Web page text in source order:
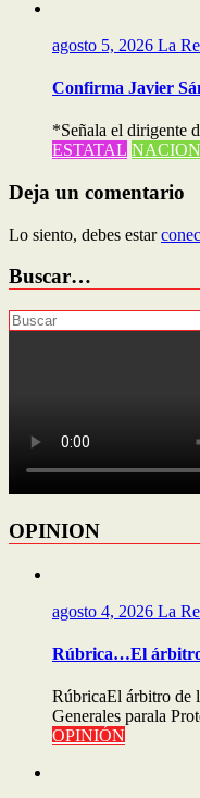
agosto 5, 2026 La
Confirma Javier
*Señala el dirigente
ESTATAL
Deja un comentario
Lo siento, debes estar
Buscar…
OPINION
agosto 4, 2026 La
Rúbrica…El árbitro
RúbricaEl árbitro de
Generales parala
OPINIÓN